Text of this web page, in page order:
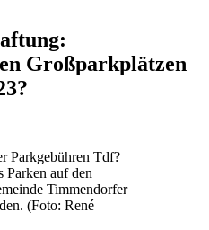
Großparkplätzen
Parken auf den
Timmendorfer
(Foto: René